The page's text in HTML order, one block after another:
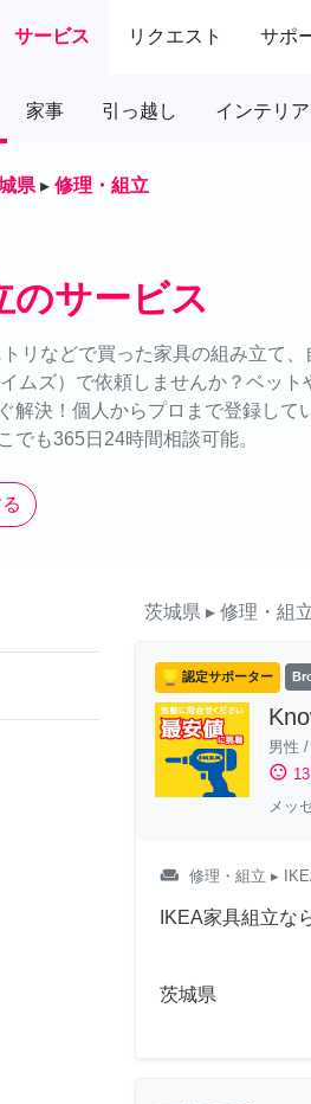
サービス リクエスト サポ
家事 引っ越し インテリア
県 ▸ 修理・組立
のサービス
リなどで買った家具の組み立て
ムズ）で依頼しませんか？ベッ
解決！個人からプロまで登録して
でも365日24時間相談可能。
茨城県 ▸ 修理・組
認定サポーター
男性 /
sentiment_satisfied 13
メッ
weekend 修理・組立 ▸
IKEA家具組立な
茨城県